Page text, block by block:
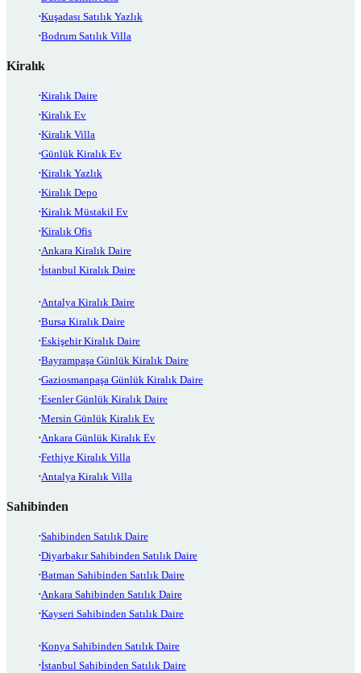
Kuşadası Satılık Yazlık
Bodrum Satılık Villa
Kiralık
Kiralık Daire
Kiralık Ev
Kiralık Villa
Günlük Kiralık Ev
Kiralık Yazlık
Kiralık Depo
Kiralık Müstakil Ev
Kiralık Ofis
Ankara Kiralık Daire
İstanbul Kiralık Daire
Antalya Kiralık Daire
Bursa Kiralık Daire
Eskişehir Kiralık Daire
Bayrampaşa Günlük Kiralık Daire
Gaziosmanpaşa Günlük Kiralık Daire
Esenler Günlük Kiralık Daire
Mersin Günlük Kiralık Ev
Ankara Günlük Kiralık Ev
Fethiye Kiralık Villa
Antalya Kiralık Villa
Sahibinden
Sahibinden Satılık Daire
Diyarbakır Sahibinden Satılık Daire
Batman Sahibinden Satılık Daire
Ankara Sahibinden Satılık Daire
Kayseri Sahibinden Satılık Daire
Konya Sahibinden Satılık Daire
İstanbul Sahibinden Satılık Daire